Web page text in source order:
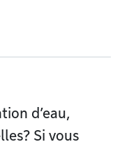
d’eau,
Si vous